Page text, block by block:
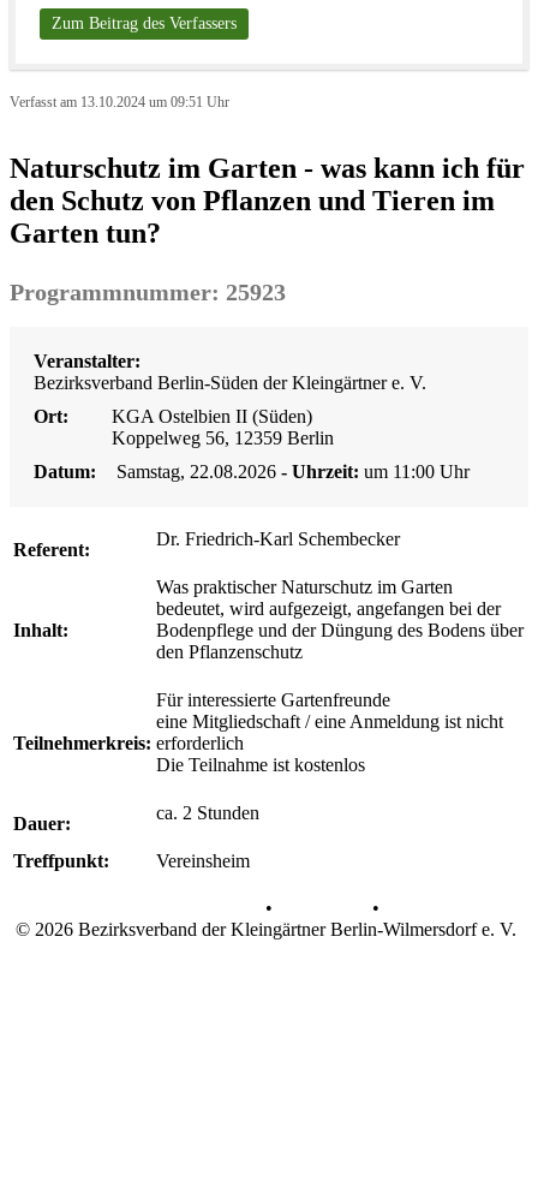
Zum Beitrag des Verfassers
Verfasst am 13.10.2024 um 09:51 Uhr
Naturschutz im Garten - was kann ich für
den Schutz von Pflanzen und Tieren im
Garten tun?
Programmnummer: 25923
Veranstalter:
Bezirksverband Berlin-Süden der Kleingärtner e. V.
Ort:
KGA Ostelbien II (Süden)
Koppelweg 56, 12359 Berlin
Datum:
Samstag, 22.08.2026 - Uhrzeit: um 11:00 Uhr
Referent:
Dr. Friedrich-Karl Schembecker
Inhalt:
Was praktischer Naturschutz im Garten
bedeutet, wird aufgezeigt, angefangen bei der
Bodenpflege und der Düngung des Bodens über
den Pflanzenschutz
Teilnehmerkreis:
Für interessierte Gartenfreunde
eine Mitgliedschaft / eine Anmeldung ist nicht
erforderlich
Die Teilnahme ist kostenlos
Dauer:
ca. 2 Stunden
Treffpunkt: Vereinsheim
•
•
© 2026 Bezirksverband der Kleingärtner Berlin-Wilmersdorf e. V.